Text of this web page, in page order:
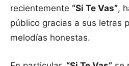
recientemente “Si Te Vas”,
público gracias a sus letras
melodías honestas.